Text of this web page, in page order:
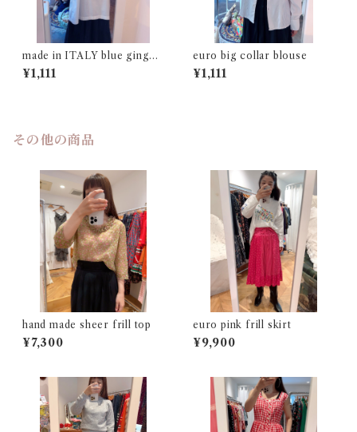
made in ITALY blue gingha
m check shirt
¥1,111
euro big collar blouse
¥1,111
その他の商品
hand made sheer frill top
¥7,300
euro pink frill skirt
¥9,900